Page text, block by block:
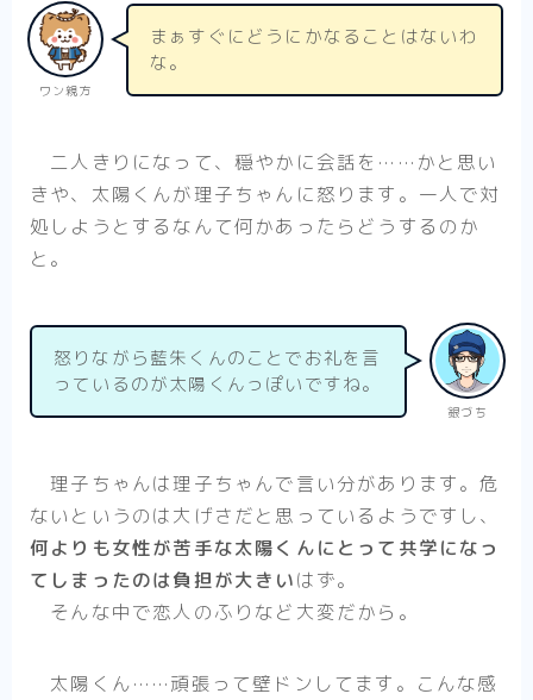
ワン親方
まぁすぐにどうにかなることはないわ
な。
二人きりになって、穏やかに会話を……かと思い
きや、太陽くんが理子ちゃんに怒ります。一人で対
処しようとするなんて何かあったらどうするのか
と。
銀づち
怒りながら藍朱くんのことでお礼を言
っているのが太陽くんっぽいですね。
理子ちゃんは理子ちゃんで言い分があります。危
ないというのは大げさだと思っているようですし、
何よりも女性が苦手な太陽くんにとって共学になっ
てしまったのは負担が大きいはず。
そんな中で恋人のふりなど大変だから。
太陽くん……頑張って壁ドンしてます。こんな感